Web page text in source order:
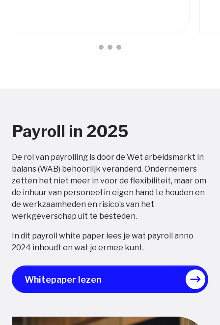
Payroll in 2025
De rol van payrolling is door de Wet arbeidsmarkt in
balans (WAB) behoorlijk veranderd. Ondernemers
zetten het niet meer in voor de flexibiliteit, maar om
de inhuur van personeel in eigen hand te houden en
de werkzaamheden en risico’s van het
werkgeverschap uit te besteden.
In dit payroll white paper lees je wat payroll anno
2024 inhoudt en wat je ermee kunt.
Whitepaper lezen